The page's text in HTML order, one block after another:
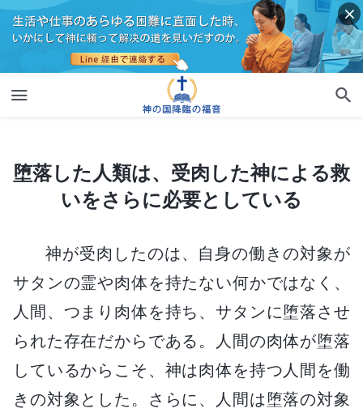
堕落した人類は、受肉した神による救
いをさらに必要としている
神が受肉したのは、自身の働きの対象が
サタンの霊や肉体を持たない何かではなく、
人間、つまり肉体を持ち、サタンに堕落させ
られた存在だからである。人間の肉体が堕落
しているからこそ、神は肉体を持つ人間を働
きの対象とした。さらに、人間は堕落の対象